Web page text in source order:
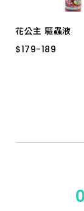
花公主 驅蟲液
$179-189
$179-189